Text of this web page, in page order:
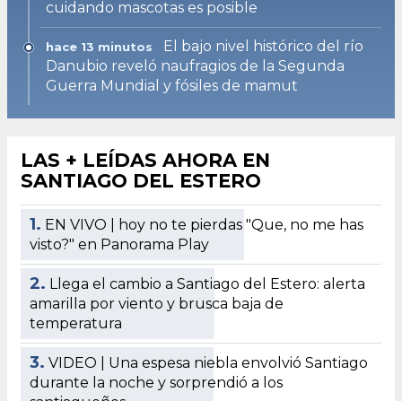
cuidando mascotas es posible
hace 13 minutos
El bajo nivel histórico del río
Danubio reveló naufragios de la Segunda
Guerra Mundial y fósiles de mamut
LAS + LEÍDAS AHORA EN
SANTIAGO DEL ESTERO
1. EN VIVO | hoy no te pierdas "Que, no me has
visto?" en Panorama Play
2. Llega el cambio a Santiago del Estero: alerta
amarilla por viento y brusca baja de
temperatura
3. VIDEO | Una espesa niebla envolvió Santiago
durante la noche y sorprendió a los